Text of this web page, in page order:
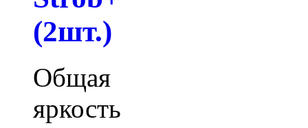
(2шт.)
Общая
яркость